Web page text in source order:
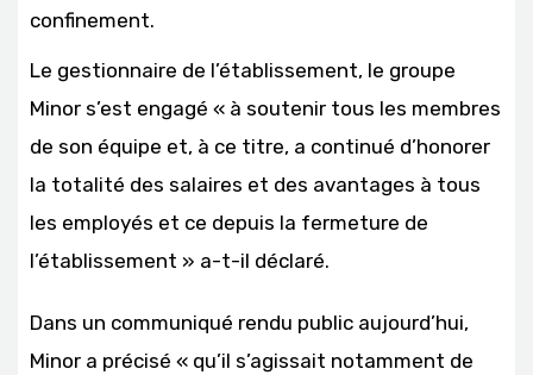
confinement.
Le gestionnaire de l’établissement, le groupe
Minor s’est engagé « à soutenir tous les membres
de son équipe et, à ce titre, a continué d’honorer
la totalité des salaires et des avantages à tous
les employés et ce depuis la fermeture de
l’établissement » a-t-il déclaré.
Dans un communiqué rendu public aujourd’hui,
Minor a précisé « qu’il s’agissait notamment de